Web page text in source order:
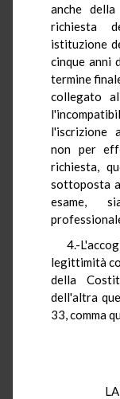
anche
richiesta
istituzione
cinque anni
termine
collegato
l'iscrizione
non per
richiesta,
sottoposta
esame,
4.-
legittimità
della
dell'altra
33, comma